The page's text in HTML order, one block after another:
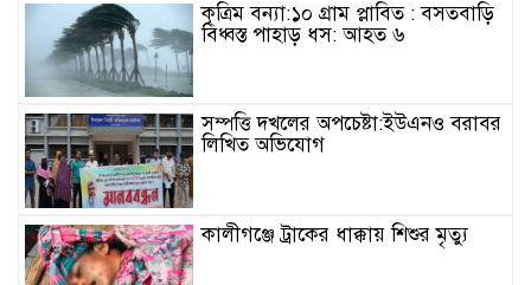
কৃত্রিম বন্যা:১০ গ্রাম প্লাবিত : বসতবাড়ি
বিধ্বস্ত পাহাড় ধস: আহত ৬
সম্পত্তি দখলের অপচেষ্টা:ইউএনও বরাবর
লিখিত অভিযোগ
কালীগঞ্জে ট্রাকের ধাক্কায় শিশুর মৃত্যু